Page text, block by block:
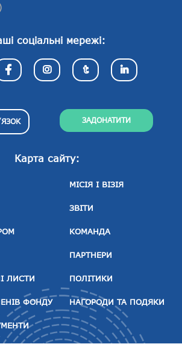
Карта сайту:
ЛИСТИ
ФОНДУ
МІСІЯ І ВІЗІЯ
ЗВІТИ
КОМАНДА
ПАРТНЕРИ
ПОЛІТИКИ
НАГОРОДИ ТА ПОДЯКИ
соціальні мережі:
ЗАДОНАТИТИ